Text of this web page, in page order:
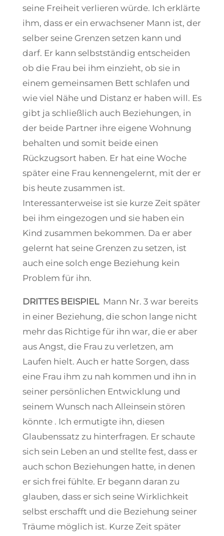
seine Freiheit verlieren würde. Ich erklärte
ihm, dass er ein erwachsener Mann ist, der
selber seine Grenzen setzen kann und
darf. Er kann selbstständig entscheiden
ob die Frau bei ihm einzieht, ob sie in
einem gemeinsamen Bett schlafen und
wie viel Nähe und Distanz er haben will. Es
gibt ja schließlich auch Beziehungen, in
der beide Partner ihre eigene Wohnung
behalten und somit beide einen
Rückzugsort haben. Er hat eine Woche
später eine Frau kennengelernt, mit der er
bis heute zusammen ist.
Interessanterweise ist sie kurze Zeit später
bei ihm eingezogen und sie haben ein
Kind zusammen bekommen. Da er aber
gelernt hat seine Grenzen zu setzen, ist
auch eine solch enge Beziehung kein
Problem für ihn.
DRITTES BEISPIEL Mann Nr. 3 war bereits
in einer Beziehung, die schon lange nicht
mehr das Richtige für ihn war, die er aber
aus Angst, die Frau zu verletzen, am
Laufen hielt. Auch er hatte Sorgen, dass
eine Frau ihm zu nah kommen und ihn in
seiner persönlichen Entwicklung und
seinem Wunsch nach Alleinsein stören
könnte . Ich ermutigte ihn, diesen
Glaubenssatz zu hinterfragen. Er schaute
sich sein Leben an und stellte fest, dass er
auch schon Beziehungen hatte, in denen
er sich frei fühlte. Er begann daran zu
glauben, dass er sich seine Wirklichkeit
selbst erschafft und die Beziehung seiner
Träume möglich ist. Kurze Zeit später